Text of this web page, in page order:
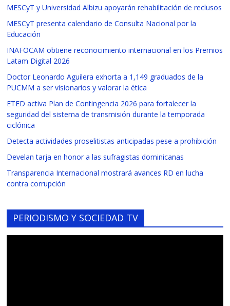
MESCyT y Universidad Albizu apoyarán rehabilitación de reclusos
MESCyT presenta calendario de Consulta Nacional por la
Educación
INAFOCAM obtiene reconocimiento internacional en los Premios
Latam Digital 2026
Doctor Leonardo Aguilera exhorta a 1,149 graduados de la
PUCMM a ser visionarios y valorar la ética
ETED activa Plan de Contingencia 2026 para fortalecer la
seguridad del sistema de transmisión durante la temporada
ciclónica
Detecta actividades proselitistas anticipadas pese a prohibición
Develan tarja en honor a las sufragistas dominicanas
Transparencia Internacional mostrará avances RD en lucha
contra corrupción
PERIODISMO Y SOCIEDAD TV